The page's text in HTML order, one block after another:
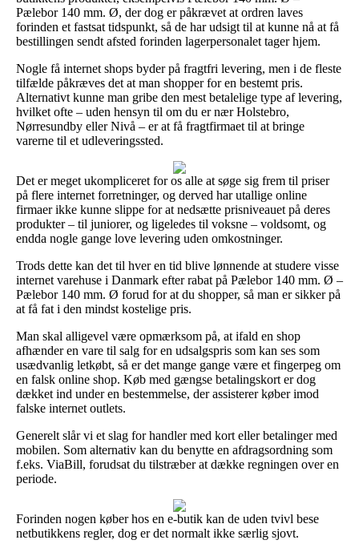
Pælebor 140 mm. Ø, der dog er påkrævet at ordren laves
forinden et fastsat tidspunkt, så de har udsigt til at kunne nå at få
bestillingen sendt afsted forinden lagerpersonalet tager hjem.
Nogle få internet shops byder på fragtfri levering, men i de fleste
tilfælde påkræves det at man shopper for en bestemt pris.
Alternativt kunne man gribe den mest betalelige type af levering,
hvilket ofte – uden hensyn til om du er nær Holstebro,
Nørresundby eller Nivå – er at få fragtfirmaet til at bringe
varerne til et udleveringssted.
Det er meget ukompliceret for os alle at søge sig frem til priser
på flere internet forretninger, og derved har utallige online
firmaer ikke kunne slippe for at nedsætte prisniveauet på deres
produkter – til juniorer, og ligeledes til voksne – voldsomt, og
endda nogle gange love levering uden omkostninger.
Trods dette kan det til hver en tid blive lønnende at studere visse
internet varehuse i Danmark efter rabat på Pælebor 140 mm. Ø –
Pælebor 140 mm. Ø forud for at du shopper, så man er sikker på
at få fat i den mindst kostelige pris.
Man skal alligevel være opmærksom på, at ifald en shop
afhænder en vare til salg for en udsalgspris som kan ses som
usædvanlig letkøbt, så er det mange gange være et fingerpeg om
en falsk online shop. Køb med gængse betalingskort er dog
dækket ind under en bestemmelse, der assisterer køber imod
falske internet outlets.
Generelt slår vi et slag for handler med kort eller betalinger med
mobilen. Som alternativ kan du benytte en afdragsordning som
f.eks. ViaBill, forudsat du tilstræber at dække regningen over en
periode.
Forinden nogen køber hos en e-butik kan de uden tvivl bese
netbutikkens regler, dog er det normalt ikke særlig sjovt.